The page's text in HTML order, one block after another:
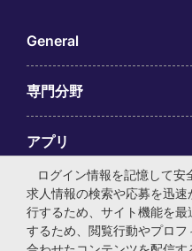
General
専門分野
アプリ
Employer Centre
ログイン情報を記憶して安
求人情報の検索や応募を迅
行するため、サイト機能を
するため、閲覧行動やプロ